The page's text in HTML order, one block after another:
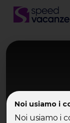
Noi usiamo i
Noi usiamo i